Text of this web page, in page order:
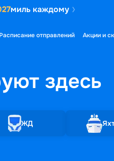
миль каждому
Расписание отправлений Акции и
здесь
ЖД